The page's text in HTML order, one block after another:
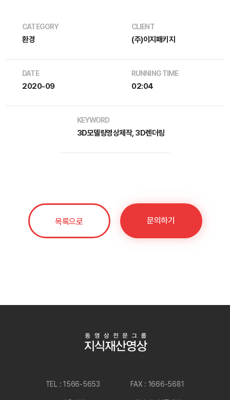
CATEGORY
환경
CLIENT
(주)이지패키지
DATE
2020-09
RUNNING TIME
02:04
KEYWORD
3D모델링영상제작, 3D렌더링
목록으로 문의하기
TEL : 1566-5653 FAX : 1666-5681